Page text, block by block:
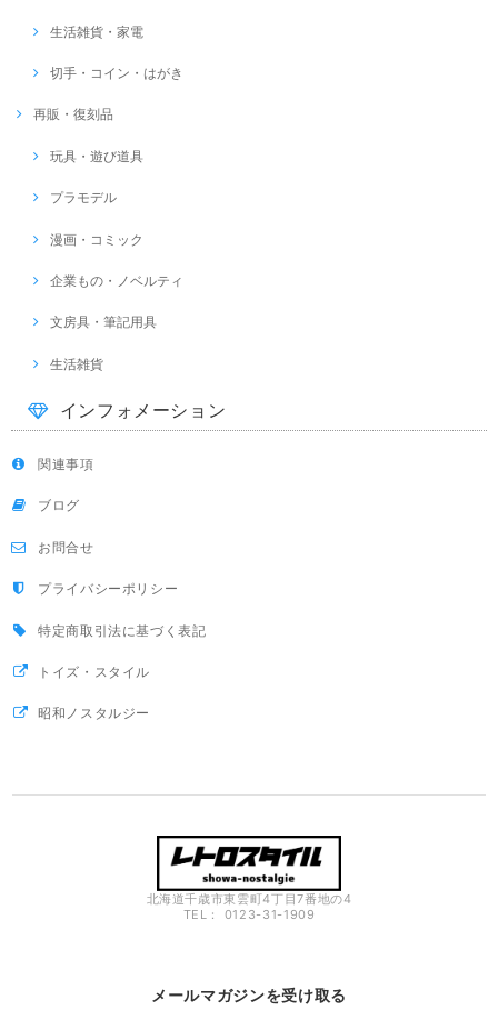
生活雑貨・家電
切手・コイン・はがき
再販・復刻品
玩具・遊び道具
プラモデル
漫画・コミック
企業もの・ノベルティ
文房具・筆記用具
生活雑貨
インフォメーション
関連事項
ブログ
お問合せ
プライバシーポリシー
特定商取引法に基づく表記
トイズ・スタイル
昭和ノスタルジー
北海道千歳市東雲町4丁目7番地の4
TEL： 0123-31-1909
メールマガジンを受け取る